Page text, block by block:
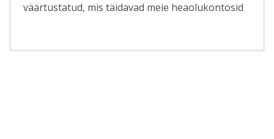
väärtustatud, mis täidavad meie heaolukontosid